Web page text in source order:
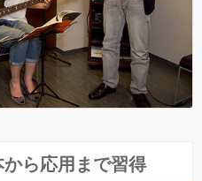
ら応用まで習得